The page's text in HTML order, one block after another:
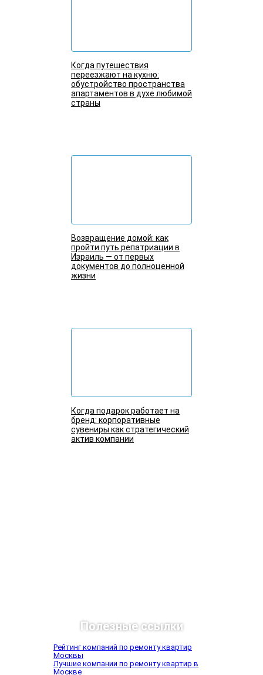
Когда путешествия
переезжают на кухню:
обустройство пространства
апартаментов в духе любимой
страны
Возвращение домой: как
пройти путь репатриации в
Израиль — от первых
документов до полноценной
жизни
Когда подарок работает на
бренд: корпоративные
сувениры как стратегический
актив компании
Полезные ссылки
Рейтинг компаний по ремонту квартир
Москвы
Лучшие компании по ремонту квартир в
Москве